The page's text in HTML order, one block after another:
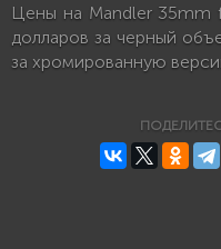
Цены на Mandler 35mm
долларов за черный
за хромированную